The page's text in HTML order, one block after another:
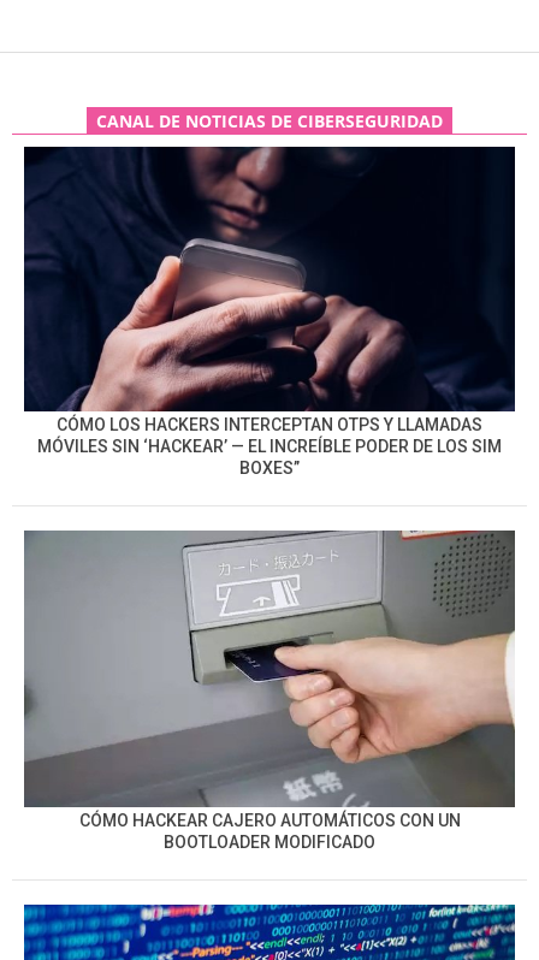
CANAL DE NOTICIAS DE CIBERSEGURIDAD
CÓMO LOS HACKERS INTERCEPTAN OTPS Y LLAMADAS
MÓVILES SIN ‘HACKEAR’ — EL INCREÍBLE PODER DE LOS SIM
BOXES”
CÓMO HACKEAR CAJERO AUTOMÁTICOS CON UN
BOOTLOADER MODIFICADO